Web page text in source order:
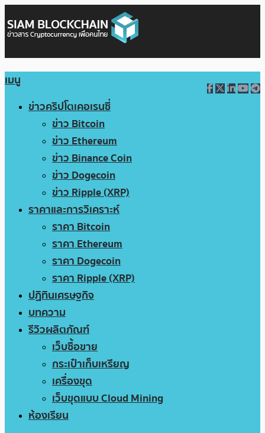
เมนู
ข่าวคริปโตเคอเรนซี่
ข่าว Bitcoin
ข่าว Ethereum
ข่าว Binance Coin
ข่าว Dogecoin
ข่าว Ripple (XRP)
ราคาและการวิเคราะห์
ราคา Bitcoin
ราคา Ethereum
ราคา Dogecoin
ราคา Ripple (XRP)
ปฏิทินเศรษฐกิจ
บทความ
รีวิวผลิตภัณฑ์
เว็บซื้อขาย
กระเป๋าเก็บเหรียญ
เครื่องขุด
เว็บขุดแบบ Cloud Mining
ห้องเรียน